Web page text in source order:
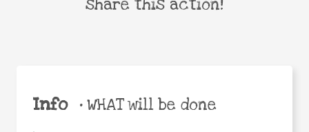
Info •WHAT will be done
share this action!